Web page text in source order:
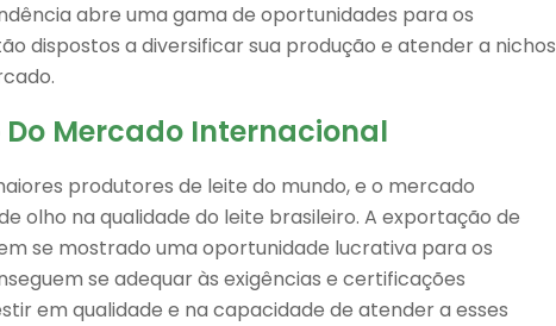
abre uma gama de oportunidades para os
dispostos a diversificar sua produção e atender a nichos
Do Mercado Internacional
produtores de leite do mundo, e o mercado
olho na qualidade do leite brasileiro. A exportação de
se mostrado uma oportunidade lucrativa para os
se adequar às exigências e certificações
em qualidade e na capacidade de atender a esses